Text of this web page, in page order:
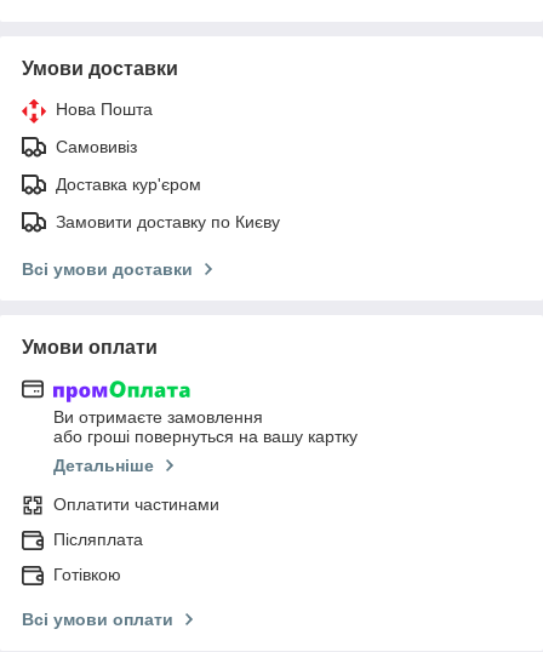
Умови доставки
Нова Пошта
Самовивіз
Доставка кур'єром
Замовити доставку по Києву
Всі умови доставки
Умови оплати
Ви отримаєте замовлення
або гроші повернуться на вашу картку
Детальніше
Оплатити частинами
Післяплата
Готівкою
Всі умови оплати